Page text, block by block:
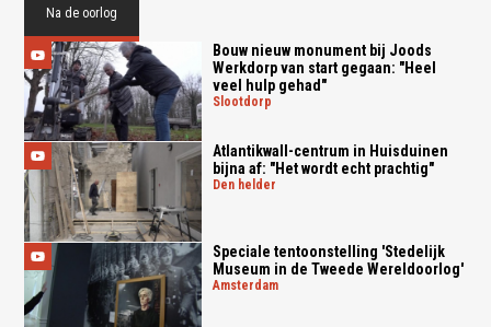
Na de oorlog
Bouw nieuw monument bij Joods
Werkdorp van start gegaan: "Heel
veel hulp gehad"
slootdorp
Atlantikwall-centrum in Huisduinen
bijna af: "Het wordt echt prachtig"
den helder
Speciale tentoonstelling 'Stedelijk
Museum in de Tweede Wereldoorlog'
amsterdam